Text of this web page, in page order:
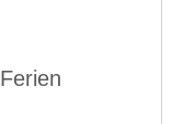
Ferien